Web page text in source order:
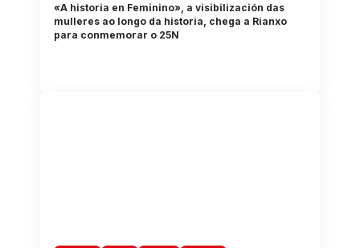
«A historia en Feminino», a visibilización das
mulleres ao longo da historia, chega a Rianxo
para conmemorar o 25N